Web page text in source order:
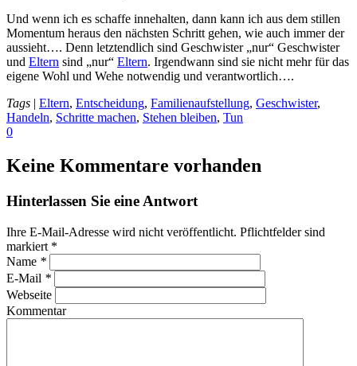
Und wenn ich es schaffe innehalten, dann kann ich aus dem stillen
Momentum heraus den nächsten Schritt gehen, wie auch immer der
aussieht…. Denn letztendlich sind Geschwister „nur“ Geschwister
und Eltern sind „nur“ Eltern. Irgendwann sind sie nicht mehr für das
eigene Wohl und Wehe notwendig und verantwortlich….
Tags | Eltern, Entscheidung, Familienaufstellung, Geschwister,
Handeln, Schritte machen, Stehen bleiben, Tun
0
Keine Kommentare vorhanden
Hinterlassen Sie eine Antwort
Ihre E-Mail-Adresse wird nicht veröffentlicht. Pflichtfelder sind
markiert *
Name *
E-Mail *
Webseite
Kommentar